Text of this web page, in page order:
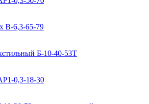
В-6,3-65-79
Б-10-40-53Т
0,3-18-30